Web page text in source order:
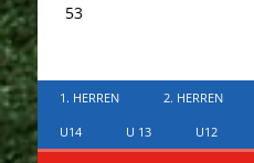
53
1. HERREN 2. HERREN
U14 U 13 U12